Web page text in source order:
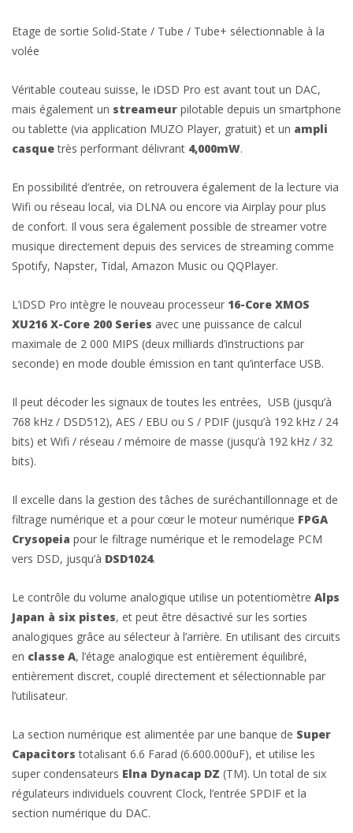
Etage de sortie Solid-State / Tube / Tube+ sélectionnable à la
volée
Véritable couteau suisse, le iDSD Pro est avant tout un DAC,
mais également un streameur pilotable depuis un smartphone
ou tablette (via application MUZO Player, gratuit) et un ampli
casquetrès performant délivrant 4,000mW.
En possibilité d’entrée, on retrouvera également de la lecture via
Wifi ou réseau local, via DLNA ou encore via Airplay pour plus
de confort. Il vous sera également possible de streamer votre
musique directement depuis des services de streaming comme
Spotify, Napster, Tidal, Amazon Music ou QQPlayer.
L’iDSD Pro intègre le nouveau processeur 16-Core XMOS
XU216 X-Core 200 Series avec une puissance de calcul
maximale de 2 000 MIPS (deux milliards d’instructions par
seconde) en mode double émission en tant qu’interface USB.
Il peut décoder les signaux de toutes les entrées, USB (jusqu’à
768 kHz / DSD512), AES / EBU ou S / PDIF (jusqu’à 192 kHz / 24
bits) et Wifi / réseau / mémoire de masse (jusqu’à 192 kHz / 32
bits).
Il excelle dans la gestion des tâches de suréchantillonnage et de
filtrage numérique et a pour cœur le moteur numérique FPGA
Crysopeia pour le filtrage numérique et le remodelage PCM
vers DSD, jusqu’à DSD1024.
Le contrôle du volume analogique utilise un potentiomètre Alps
Japan à six pistes, et peut être désactivé sur les sorties
analogiques grâce au sélecteur à l’arrière. En utilisant des circuits
en classe A, l’étage analogique est entièrement équilibré,
entièrement discret, couplé directement et sélectionnable par
l’utilisateur.
La section numérique est alimentée par une banque de Super
Capacitors totalisant 6.6 Farad (6.600.000uF), et utilise les
super condensateurs Elna Dynacap DZ (TM). Un total de six
régulateurs individuels couvrent Clock, l’entrée SPDIF et la
section numérique du DAC.